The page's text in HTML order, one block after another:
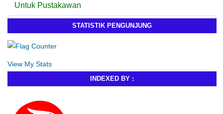
Untuk Pustakawan
STATISTIK PENGUNJUNG
View My Stats
INDEXED BY :